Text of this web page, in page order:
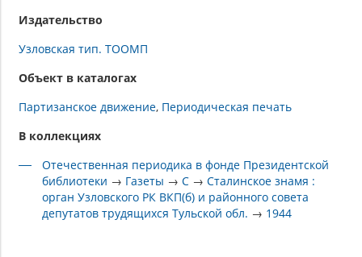
Издательство
Узловская тип. ТООМП
Объект в каталогах
Партизанское движение Периодическая печать
В коллекциях
Отечественная периодика в фонде Президентской
библиотеки → Газеты →С →Сталинское знамя :
орган Узловского РК ВКП(б) и районного совета
депутатов трудящихся Тульской обл. → 1944